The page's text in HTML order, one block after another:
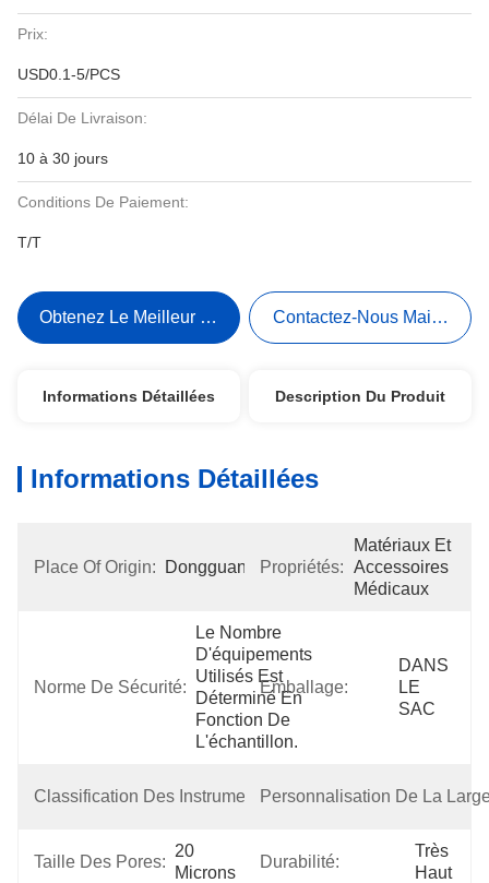
Prix:
USD0.1-5/PCS
Délai De Livraison:
10 à 30 jours
Conditions De Paiement:
T/T
Obtenez Le Meilleur Prix Contactez-Nous Maintenant
Informations Détaillées Description Du Produit
Informations Détaillées
Place Of Origin: Dongguan Propriétés:
Matériaux Et
Accessoires
Médicaux
Norme De Sécurité:
Le Nombre
D'équipements
Utilisés Est
Déterminé En
Fonction De
L'échantillon.
Emballage:
DANS
LE
SAC
Classification Des Instruments:
I
Personnalisation De La
Taille Des Pores:
20
Microns
Durabilité:
Très
Haut